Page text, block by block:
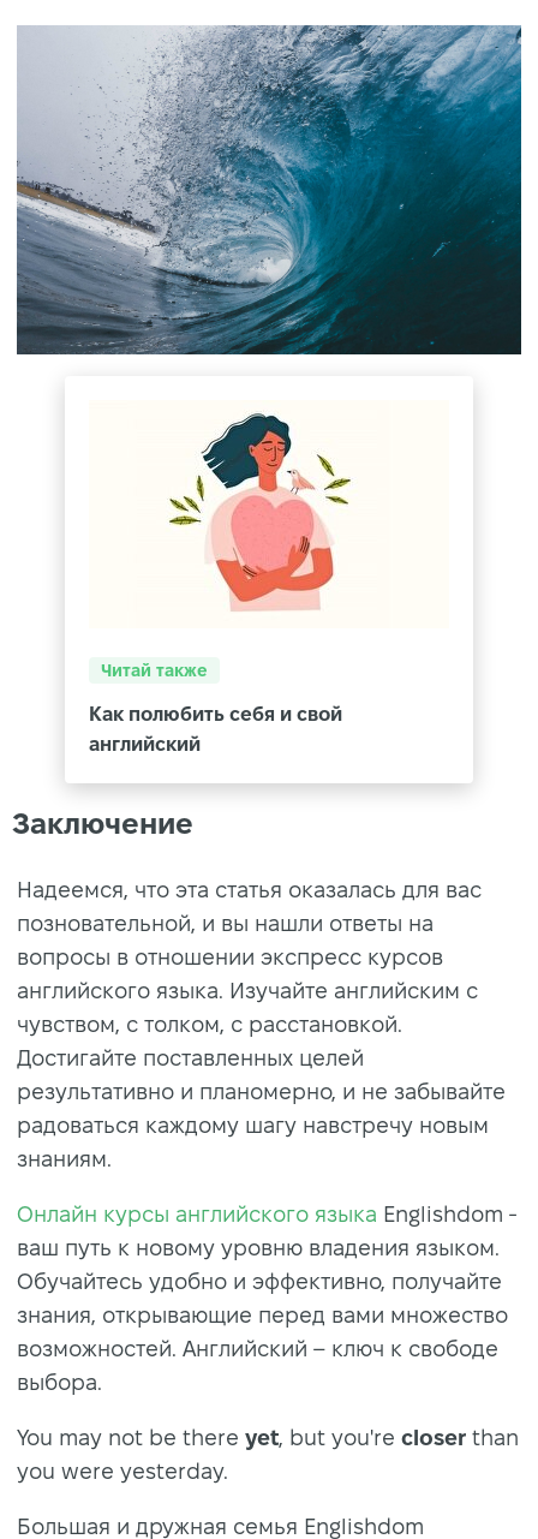
Читай также
Как полюбить себя и свой
английский
Заключение
Надеемся, что эта статья оказалась для вас
позновательной, и вы нашли ответы на
вопросы в отношении экспресс курсов
английского языка. Изучайте английским с
чувством, с толком, с расстановкой.
Достигайте поставленных целей
результативно и планомерно, и не забывайте
радоваться каждому шагу навстречу новым
знаниям.
Онлайн курсы английского языка Englishdom -
ваш путь к новому уровню владения языком.
Обучайтесь удобно и эффективно, получайте
знания, открывающие перед вами множество
возможностей. Английский – ключ к свободе
выбора.
You may not be there yet, but you're closer than
you were yesterday.
Большая и дружная семья Englishdom